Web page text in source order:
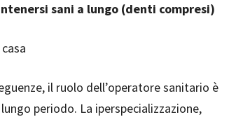
sani a lungo (denti compresi)
il ruolo dell’operatore sanitario è
periodo. La iperspecializzazione,